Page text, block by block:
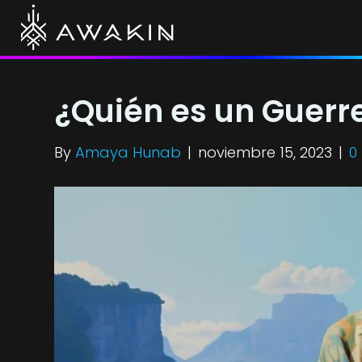
¿Quién es un
ByAmaya Hunab | noviembre 15, 2023 | 0